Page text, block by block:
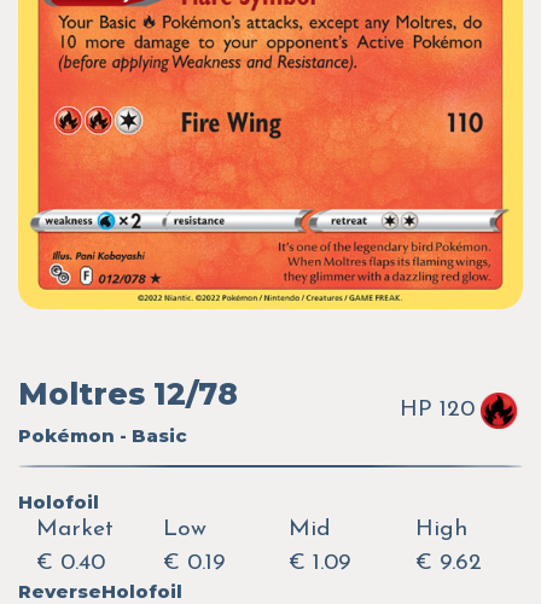
Moltres 12/78
Pokémon - Basic
HP 120
Holofoil
Market
€ 0.40
Low
€ 0.19
Mid
€ 1.09
High
€ 9.62
ReverseHolofoil